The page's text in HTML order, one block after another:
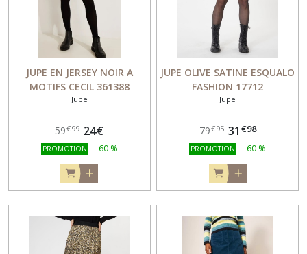
JUPE EN JERSEY NOIR A
MOTIFS CECIL 361388
Jupe
59€99 24€
PROMOTION - 60 %
JUPE OLIVE SATINE ESQUALO
FASHION 17712
Jupe
79€95 31 €98
PROMOTION - 60 %